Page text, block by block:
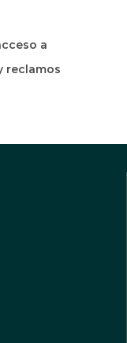
a
reclamos